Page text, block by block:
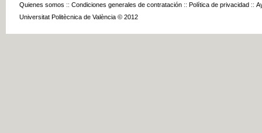
Quienes somos :: Condiciones generales de contratación :: Política de privacidad ::
Universitat Politècnica de València © 2012